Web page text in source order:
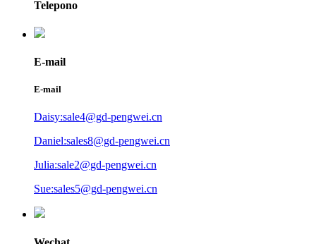
Telepono
E-mail
E-mail
Daisy:sale4@gd-pengwei.cn
Daniel:sales8@gd-pengwei.cn
Julia:sale2@gd-pengwei.cn
Sue:sales5@gd-pengwei.cn